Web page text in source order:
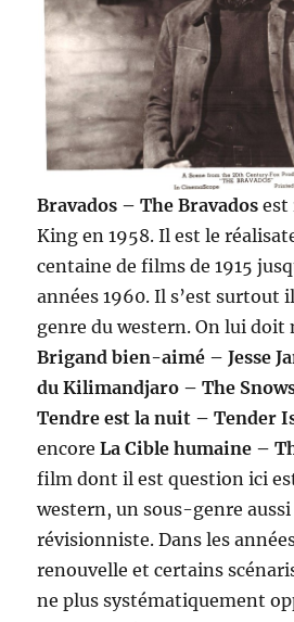
Bravados – The Bravados est
King en 1958. Il est le
centaine de films de 1915
années 1960. Il s’est surtout
genre du western. On lui
Brigand bien-aimé – Jesse
du Kilimandjaro – The
Tendre est la nuit – Tender
encoreLa Cible humaine –
film dont il est question ici
western, un sous-genre
révisionniste. Dans les
renouvelle et certains
ne plus systématiquement